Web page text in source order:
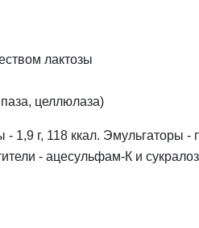
лактозы
целлюлаза)
1,9 г, 118 ккал. Эмульгаторы
- ацесульфам-К и